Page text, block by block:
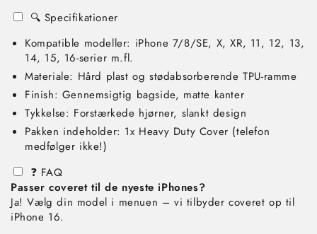
🔍 Specifikationer
Kompatible modeller: iPhone 7/8/SE, X, XR, 11, 12, 13,
14, 15, 16-serier m.fl.
Materiale: Hård plast og stødabsorberende TPU-ramme
Finish: Gennemsigtig bagside, matte kanter
Tykkelse: Forstærkede hjørner, slankt design
Pakken indeholder: 1x Heavy Duty Cover (telefon
medfølger ikke!)
❓ FAQ
Passer coveret til de nyeste iPhones?
Ja! Vælg din model i menuen – vi tilbyder coveret op til
iPhone 16.